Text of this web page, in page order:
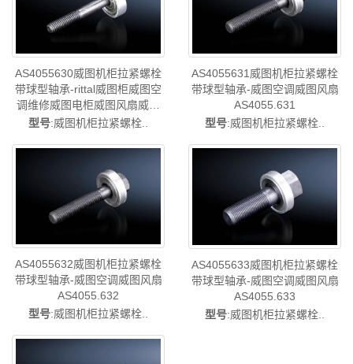
AS4055630威图机柜拉紧螺栓
带球型轴承-rittal威图柜威图空
调维修威图电柜威图风扇威图
PDU威图配件威图售后
型号:威图机柜拉紧螺栓..
AS4055631威图机柜拉紧螺栓
带球型轴承-威图空调威图风扇
AS4055.631
型号:威图机柜拉紧螺栓..
AS4055632威图机柜拉紧螺栓
带球型轴承-威图空调威图风扇
AS4055.632
型号:威图机柜拉紧螺栓..
AS4055633威图机柜拉紧螺栓
带球型轴承-威图空调威图风扇
AS4055.633
型号:威图机柜拉紧螺栓..